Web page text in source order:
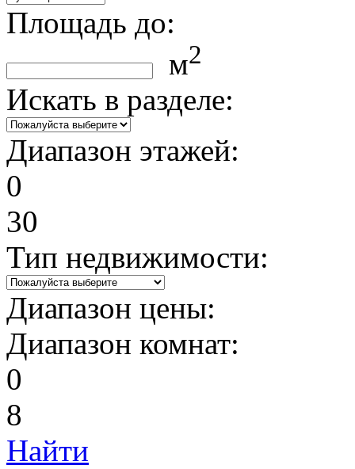
Площадь до:
м2
Искать в разделе:
Диапазон этажей:
0
30
Тип недвижимости:
Диапазон цены:
Диапазон комнат:
0
8
Найти